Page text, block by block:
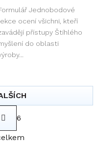
Jednobodové
ocení všichni, kteří
přístupy Štíhlého
do oblasti
6